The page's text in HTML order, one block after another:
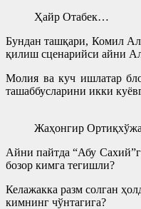
Ҳайр Отабек…
Бундан ташқари, Комил
қилиш сценарийси айни
Молия ва куч ишлатар
ташаббусларини икки
Жаҳонгир
Айни пайтда “Абу
бозор кимга тегишли?
Келажакка разм солган
кимнинг чўнтагига?